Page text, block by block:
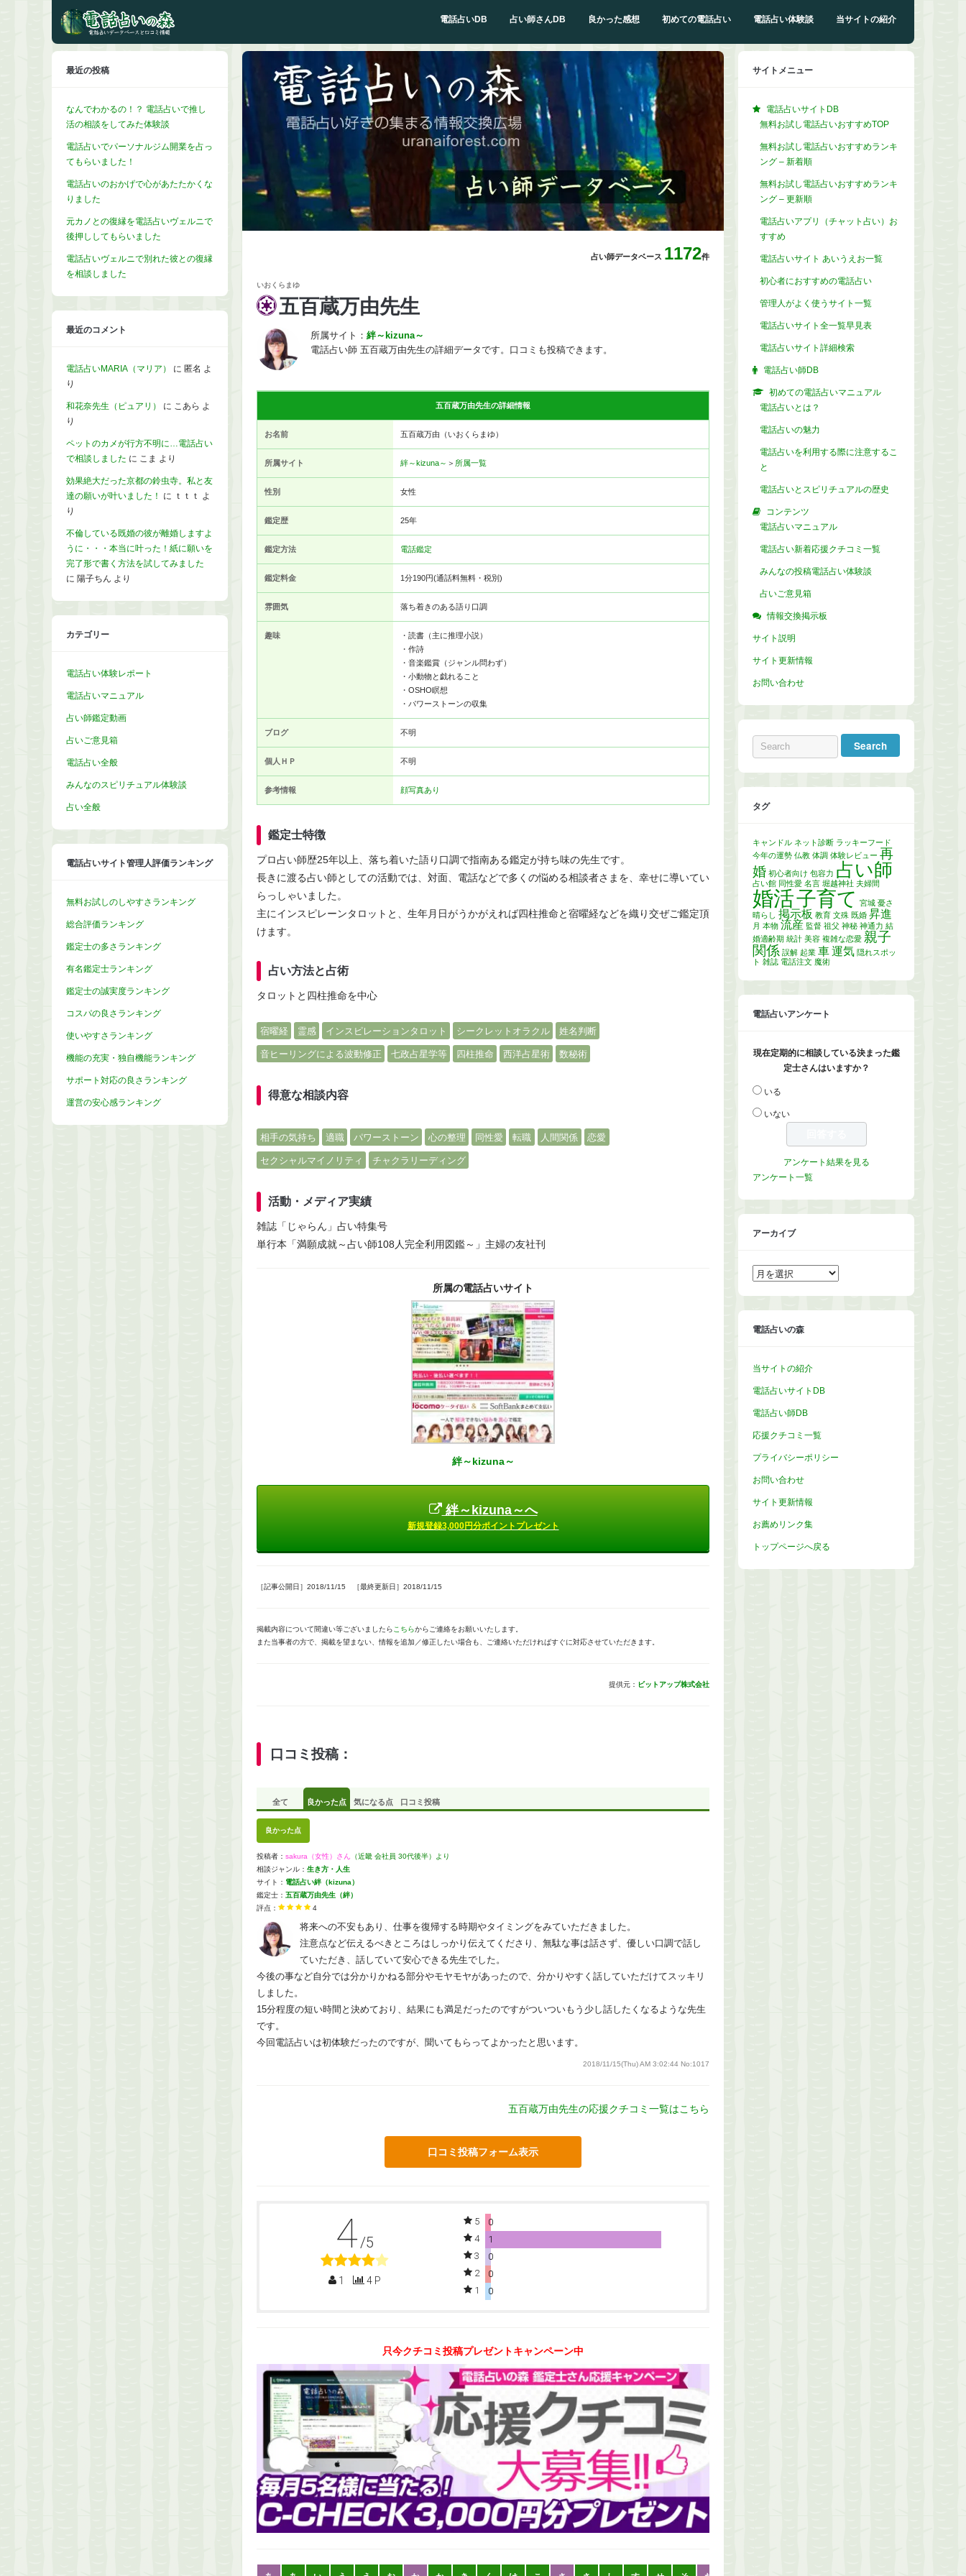
電話占いDB 占い師さんDB 良かった感想 初めての電話占い 電話占い体験談 当サイトの紹介
占い師データベース 1172件
いおくらまゆ
五百蔵万由先生
所属サイト： 絆～kizuna～
電話占い師 五百蔵万由先生の詳細データです。口コミも投稿できます。
五百蔵万由先生の詳細情報
お名前 五百蔵万由（いおくらまゆ）
所属サイト 絆～kizuna～ ＞ 所属一覧
性別 女性
鑑定歴 25年
鑑定方法 電話鑑定
鑑定料金 1分190円(通話料無料・税別)
雰囲気 落ち着きのある語り口調
趣味
・読書（主に推理小説）
・作詩
・音楽鑑賞（ジャンル問わず）
・小動物と戯れること
・OSHO瞑想
・パワーストーンの収集
ブログ 不明
個人ＨＰ 不明
参考情報 顔写真あり
鑑定士特徴
プロ占い師歴25年以上、落ち着いた語り口調で指南ある鑑定が持ち味の先生です。
長きに渡る占い師としての活動では、対面、電話などで多くの悩める相談者さまを、幸せに導いてい
らっしゃいました。
主にインスピレーンタロットと、生年月日がうかがえれば四柱推命と宿曜経などを織り交ぜご鑑定頂
けます。
占い方法と占術
タロットと四柱推命を中心
宿曜経 霊感 インスピレーションタロット シークレットオラクル 姓名判断
音ヒーリングによる波動修正 七政占星学等 四柱推命 西洋占星術 数秘術
得意な相談内容
相手の気持ち 適職 パワーストーン 心の整理 同性愛 転職 人間関係 恋愛
セクシャルマイノリティ チャクラリーディング
活動・メディア実績
雑誌「じゃらん」占い特集号
単行本「満願成就～占い師108人完全利用図鑑～」主婦の友社刊
所属の電話占いサイト
絆～kizuna～
絆～kizuna～へ
新規登録3,000円分ポイントプレゼント
［記事公開日］2018/11/15 ［最終更新日］2018/11/15
掲載内容について間違い等ございましたらこちらからご連絡をお願いいたします。
また当事者の方で、掲載を望まない、情報を追加／修正したい場合も、ご連絡いただければすぐに対応させていただきます。
提供元： ビットアップ株式会社
口コミ投稿：
全て 良かった点 気になる点 口コミ投稿
良かった点
投稿者： sakura（女性）さん （近畿 会社員 30代後半）より
相談ジャンル： 生き方・人生
サイト： 電話占い絆（kizuna）
鑑定士： 五百蔵万由先生（絆）
評点：
4
将来への不安もあり、仕事を復帰する時期やタイミングをみていただきました。
注意点など伝えるべきところはしっかり伝えてくださり、無駄な事は話さず、優しい口調で話し
ていただき、話していて安心できる先生でした。
今後の事など自分では分かりかねる部分やモヤモヤがあったので、分かりやすく話していただけてスッキリ
しました。
15分程度の短い時間と決めており、結果にも満足だったのですがついついもう少し話したくなるような先生
です。
今回電話占いは初体験だったのですが、聞いてもらってよかったと思います。
2018/11/15(Thu) AM 3:02:44 No:1017
五百蔵万由先生の応援クチコミ一覧はこちら
口コミ投稿フォーム表示
4 /5
1 4 P
5
0
4
1
3
0
2
0
1
0
只今クチコミ投稿プレゼントキャンペーン中
最近の投稿
なんでわかるの！？ 電話占いで推し
活の相談をしてみた体験談
電話占いでパーソナルジム開業を占っ
てもらいました！
電話占いのおかげで心があたたかくな
りました
元カノとの復縁を電話占いヴェルニで
後押ししてもらいました
電話占いヴェルニで別れた彼との復縁
を相談しました
最近のコメント
電話占いMARIA（マリア） に 匿名 よ
り
和花奈先生（ピュアリ） に こあら よ
り
ペットのカメが行方不明に…電話占い
で相談しました に こま より
効果絶大だった京都の鈴虫寺。私と友
達の願いが叶いました！
に ｔｔｔ よ
り
不倫している既婚の彼が離婚しますよ
うに・・・本当に叶った！紙に願いを
完了形で書く方法を試してみました
に 陽子ちん より
カテゴリー
電話占い体験レポート
電話占いマニュアル
占い師鑑定動画
占いご意見箱
電話占い全般
みんなのスピリチュアル体験談
占い全般
電話占いサイト管理人評価ランキング
無料お試しのしやすさランキング
総合評価ランキング
鑑定士の多さランキング
有名鑑定士ランキング
鑑定士の誠実度ランキング
コスパの良さランキング
使いやすさランキング
機能の充実・独自機能ランキング
サポート対応の良さランキング
運営の安心感ランキング
サイトメニュー
電話占いサイトDB
無料お試し電話占いおすすめTOP
無料お試し電話占いおすすめランキ
ング – 新着順
無料お試し電話占いおすすめランキ
ング – 更新順
電話占いアプリ（チャット占い）お
すすめ
電話占いサイト あいうえお一覧
初心者におすすめの電話占い
管理人がよく使うサイト一覧
電話占いサイト全一覧早見表
電話占いサイト詳細検索
電話占い師DB
初めての電話占いマニュアル
電話占いとは？
電話占いの魅力
電話占いを利用する際に注意するこ
と
電話占いとスピリチュアルの歴史
コンテンツ
電話占いマニュアル
電話占い新着応援クチコミ一覧
みんなの投稿電話占い体験談
占いご意見箱
情報交換掲示板
サイト説明
サイト更新情報
お問い合わせ
タグ
キャンドル ネット診断 ラッキーフード
今年の運勢 仏教 体調 体験レビュー 再
婚 初心者向け 包容力 占い師
占い館 同性愛 名言 堀越神社 夫婦間
婚活子育て 宮城 憂さ
晴らし 掲示板 教育 文殊 既婚 昇進
月 本物 流産 監督 祖父 神秘 神通力 結
婚適齢期 統計 美容 複雑な恋愛 親子
関係 誤解 起業 車運気 隠れスポッ
ト 雑誌 電話注文 魔術
電話占いアンケート
現在定期的に相談している決まった鑑
定士さんはいますか？
いる
いない
アンケート結果を見る
アンケート一覧
アーカイブ
ア
ー
イ
電話占いの森
当サイトの紹介
電話占いサイトDB
電話占い師DB
応援クチコミ一覧
プライバシーポリシー
お問い合わせ
サイト更新情報
お薦めリンク集
トップページへ戻る